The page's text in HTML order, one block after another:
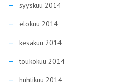
syyskuu 2014
elokuu 2014
kesäkuu 2014
toukokuu 2014
huhtikuu 2014